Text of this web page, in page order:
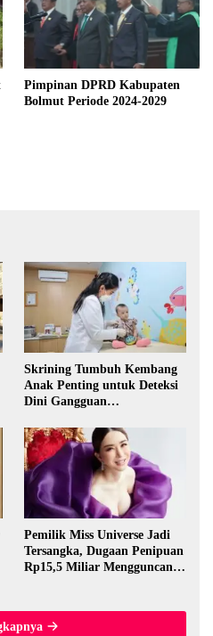
Pimpinan DPRD Kabupaten
Bolmut Periode 2024-2029
Skrining Tumbuh Kembang
Anak Penting untuk Deteksi
Dini Gangguan
Pemilik Miss Universe Jadi
Tersangka, Dugaan Penipuan
Rp15,5 Miliar Mengguncang